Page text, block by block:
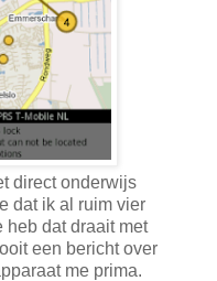
direct onderwijs
dat ik al ruim vier
heb dat draait met
een bericht over
me prima.